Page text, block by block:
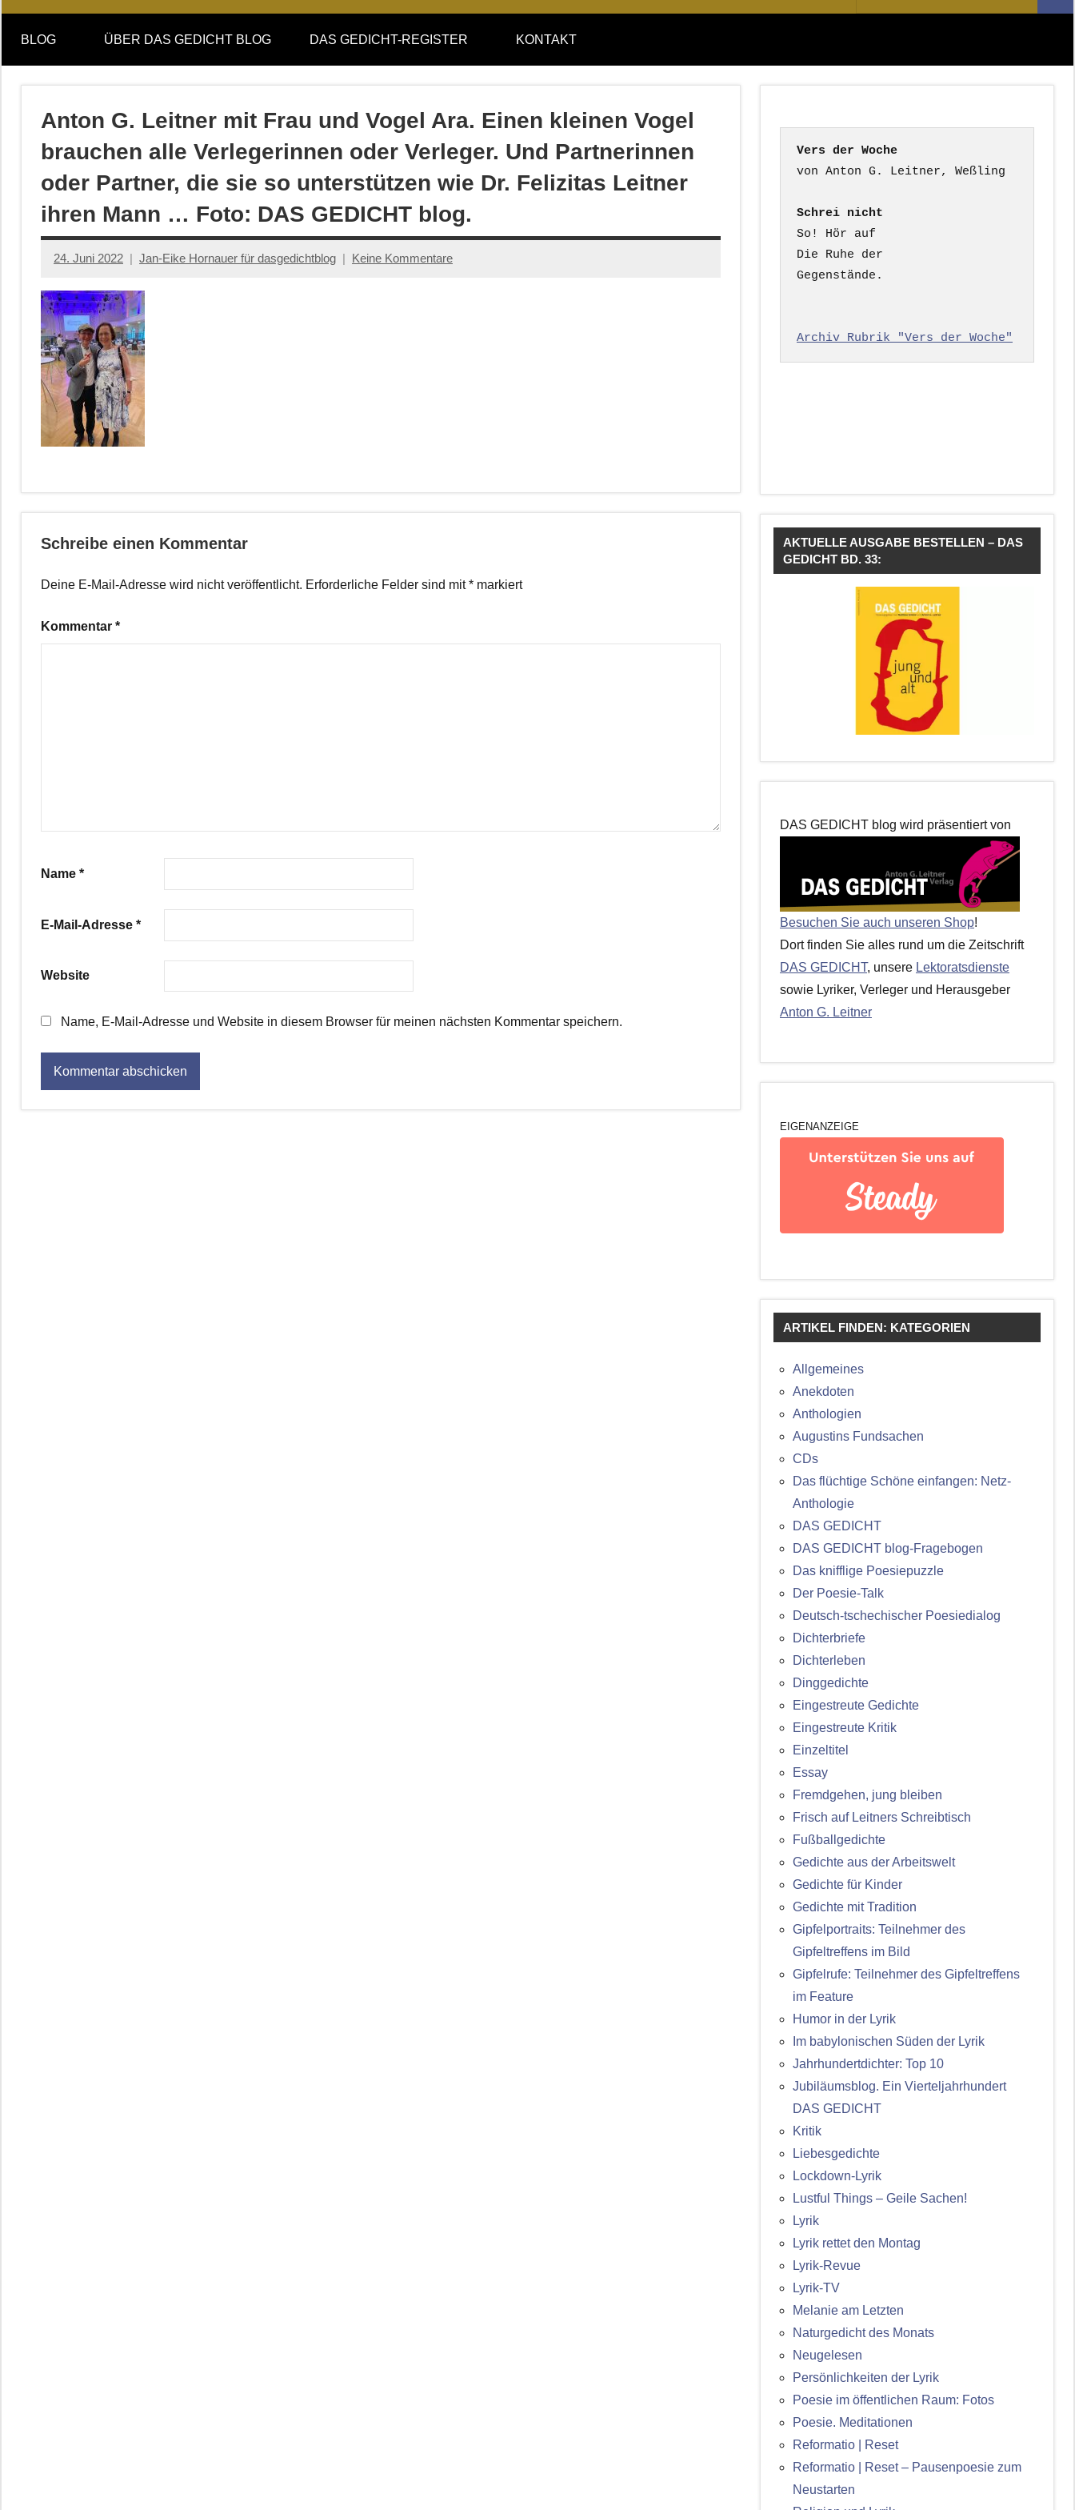
DAS
GEDICHT
blog
DAS
GEDICHT.
Zeitschrift
nach:
BLOG ÜBER DAS GEDICHT BLOG DAS GEDICHT-REGISTER KONTAKT
Anton G. Leitner mit Frau und Vogel Ara. Einen kleinen Vogel
brauchen alle Verlegerinnen oder Verleger. Und Partnerinnen
oder Partner, die sie so unterstützen wie Dr. Felizitas Leitner
ihren Mann … Foto: DAS GEDICHT blog.
24. Juni 2022 Jan-Eike Hornauer für dasgedichtblog Keine Kommentare
Schreibe einen Kommentar
Deine E-Mail-Adresse wird nicht veröffentlicht. Erforderliche Felder sind mit* markiert
Kommentar *
Name *
E-Mail-Adresse *
Website
Name, E-Mail-Adresse und Website in diesem Browser für meinen nächsten Kommentar speichern.
Vers der Woche
Schrei nicht
So! Hör auf
Die Ruhe der
Gegenstände.
Archiv Rubrik "Vers der Woche"
AKTUELLE AUSGABE BESTELLEN – DAS
GEDICHT BD. 33:
DAS GEDICHT blog wird präsentiert von
Besuchen Sie auch unseren Shop!
Dort finden Sie alles rund um die Zeitschrift
DAS GEDICHT, unsere Lektoratsdienste
sowie Lyriker, Verleger und Herausgeber
Anton G. Leitner
EIGENANZEIGE
ARTIKEL FINDEN: KATEGORIEN
Allgemeines
Anekdoten
Anthologien
Augustins Fundsachen
CDs
Das flüchtige Schöne einfangen: Netz-
Anthologie
DAS GEDICHT
DAS GEDICHT blog-Fragebogen
Das knifflige Poesiepuzzle
Der Poesie-Talk
Deutsch-tschechischer Poesiedialog
Dichterbriefe
Dichterleben
Dinggedichte
Eingestreute Gedichte
Eingestreute Kritik
Einzeltitel
Essay
Fremdgehen, jung bleiben
Frisch auf Leitners Schreibtisch
Fußballgedichte
Gedichte aus der Arbeitswelt
Gedichte für Kinder
Gedichte mit Tradition
Gipfelportraits: Teilnehmer des
Gipfeltreffens im Bild
Gipfelrufe: Teilnehmer des Gipfeltreffens
im Feature
Humor in der Lyrik
Im babylonischen Süden der Lyrik
Jahrhundertdichter: Top 10
Jubiläumsblog. Ein Vierteljahrhundert
DAS GEDICHT
Kritik
Liebesgedichte
Lockdown-Lyrik
Lustful Things – Geile Sachen!
Lyrik
Lyrik rettet den Montag
Lyrik-Revue
Lyrik-TV
Melanie am Letzten
Naturgedicht des Monats
Neugelesen
Persönlichkeiten der Lyrik
Poesie im öffentlichen Raum: Fotos
Poesie. Meditationen
Reformatio | Reset
Reformatio | Reset – Pausenpoesie zum
Neustarten